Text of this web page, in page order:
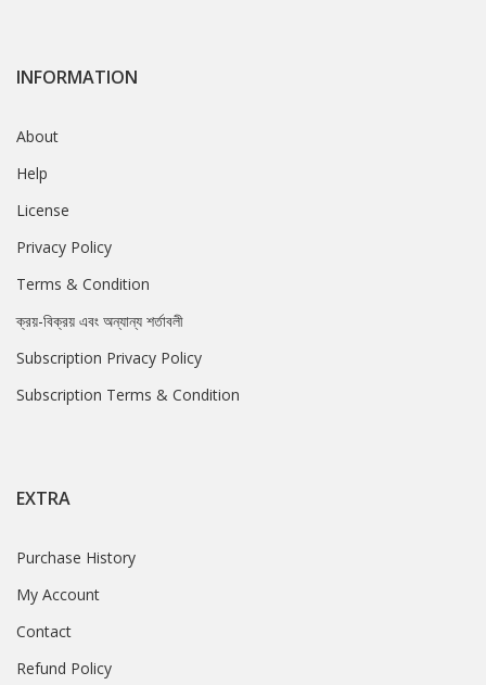
INFORMATION
About
Help
License
Privacy Policy
Terms & Condition
ক্রয়-বিক্রয় এবং অন্যান্য শর্তাবলী
Subscription Privacy Policy
Subscription Terms & Condition
EXTRA
Purchase History
My Account
Contact
Refund Policy